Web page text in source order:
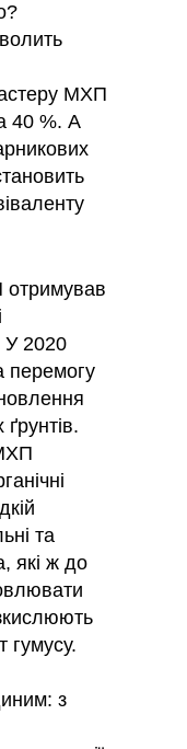
МХП
40 %. А
отримував
У 2020
перемогу
та
які ж до
гумусу.
з